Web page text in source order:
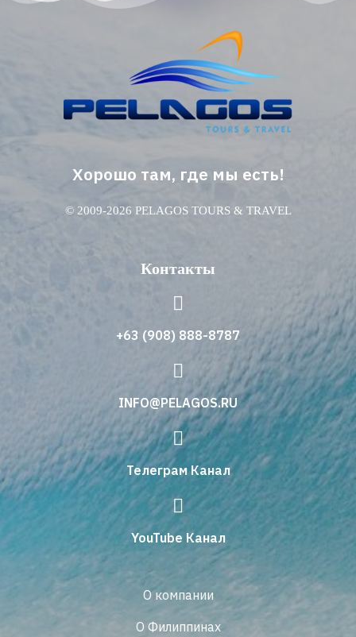
Хорошо там, где мы есть!
© 2009-2026 PELAGOS TOURS & TRAVEL
Контакты
+63 (908) 888-8787
INFO@PELAGOS.RU
Телеграм Канал
YouTube Канал
О компании
О Филиппинах